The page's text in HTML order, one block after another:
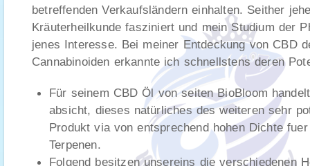
betreffenden Verkaufsländern einhalten. Seither
Kräuterheilkunde fasziniert und mein Studium der
jenes Interesse. Bei meiner Entdeckung von CBD
Cannabinoiden erkannte ich schnellstens deren
Für seinem CBD Öl von seiten BioBloom
absicht, dieses natürliches des weiteren sehr
Produkt via von entsprechend hohen Dichte
Terpenen.
Folgend besitzen unsereins die verschiedenen